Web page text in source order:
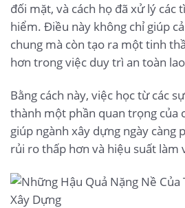
đối mặt, và cách họ đã xử lý các
hiểm. Điều này không chỉ giúp
chung mà còn tạo ra một tinh
hơn trong việc duy trì an toàn
Bằng cách này, việc học từ các
thành một phần quan trọng của
giúp ngành xây dựng ngày càng
rủi ro thấp hơn và hiệu suất làm